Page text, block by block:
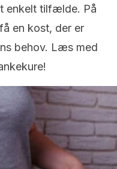
enkelt tilfælde. På
en kost, der er
behov. Læs med